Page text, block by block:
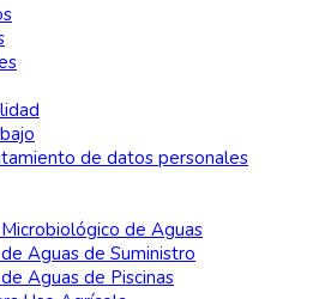
de datos personales
de Aguas
Aguas de Suministro
Aguas de Piscinas